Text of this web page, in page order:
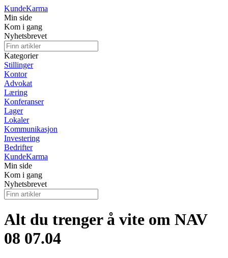
KundeKarma
Min side
Kom i gang
Nyhetsbrevet
Kategorier
Stillinger
Kontor
Advokat
Læring
Konferanser
Lager
Lokaler
Kommunikasjon
Investering
Bedrifter
KundeKarma
Min side
Kom i gang
Nyhetsbrevet
Alt du trenger å vite om NAV
08 07.04